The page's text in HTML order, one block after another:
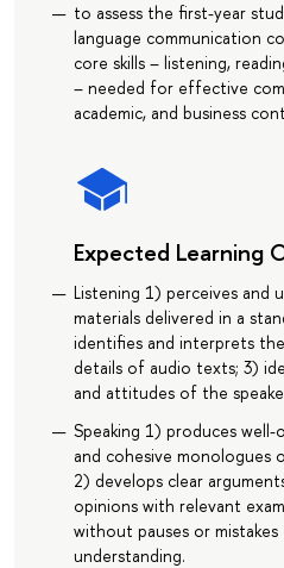
to assess the first-year
language communication
core skills – listening,
– needed for effective
academic, and business
Expected Learning
Listening 1) perceives and
materials delivered in a
identifies and interprets
details of audio texts; 3)
and attitudes of the
Speaking 1) produces
and cohesive monologues
2) develops clear
opinions with relevant
without pauses or
understanding.